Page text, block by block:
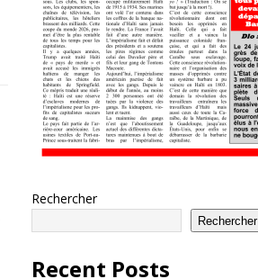
Rechercher
Rechercher
Recent Posts